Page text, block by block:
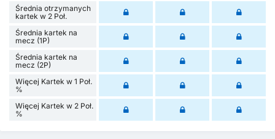
Średnia otrzymanych
kartek w 2 Poł.
Średnia kartek na
mecz (1P)
Średnia kartek na
mecz (2P)
Więcej Kartek w 1 Poł.
%
Więcej Kartek w 2 Poł.
%